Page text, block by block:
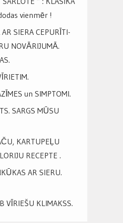
vienmēr !
SIERA CEPURĪTI-
NOVĀRIJUMĀ.
un SIMPTOMI.
SARGS MŪSU
KARTUPEĻU
RECEPTE .
AR SIERU.
VĪRIEŠU KLIMAKSS.